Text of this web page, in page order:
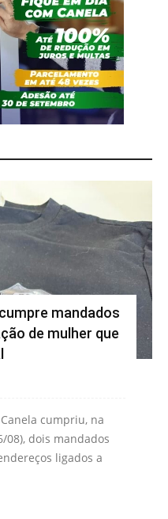
mandados
de mulher que
cumpriu, na
dois mandados
ligados a